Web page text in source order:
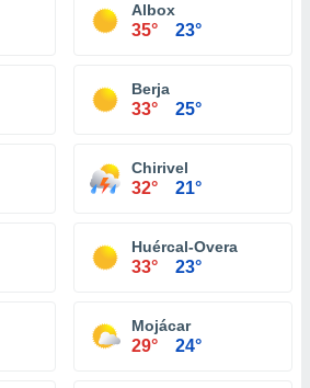
Albox
35° 23°
Berja
33° 25°
Chirivel
32° 21°
Huércal-Overa
33° 23°
Mojácar
29° 24°